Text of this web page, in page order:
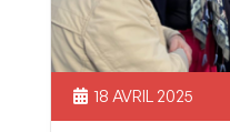
18 AVRIL 2025